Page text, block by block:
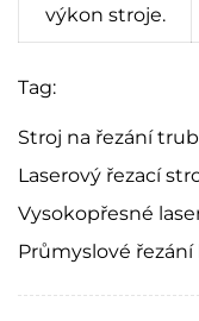
výkon stroje.
Tag:
Stroj na řezání
Laserový řezací
Vysokopřesné
Průmyslové